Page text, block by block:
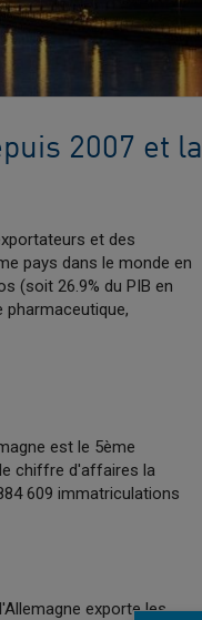
2007 et la
et des
pays dans le monde en
(soit 26.9% du PIB en
pharmaceutique,
est le 5ème
chiffre d'affaires la
609 immatriculations
exporte les